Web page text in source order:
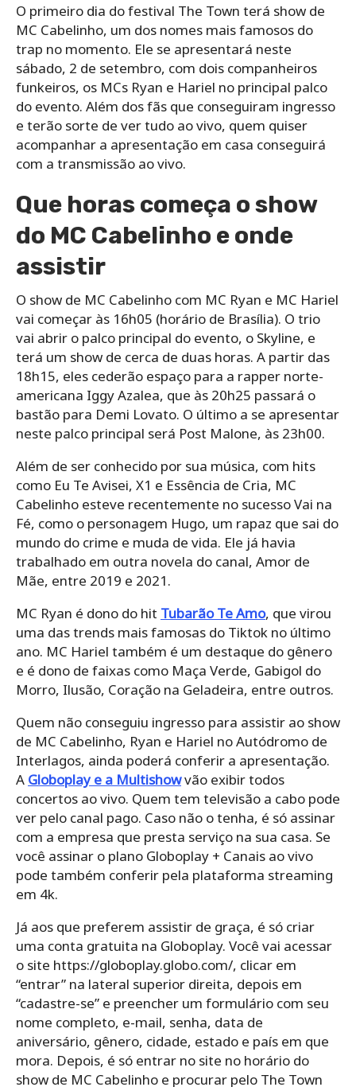
O primeiro dia do festival The Town terá show de
MC Cabelinho, um dos nomes mais famosos do
trap no momento. Ele se apresentará neste
sábado, 2 de setembro, com dois companheiros
funkeiros, os MCs Ryan e Hariel no principal palco
do evento. Além dos fãs que conseguiram ingresso
e terão sorte de ver tudo ao vivo, quem quiser
acompanhar a apresentação em casa conseguirá
com a transmissão ao vivo.
Que horas começa o show
do MC Cabelinho e onde
assistir
O show de MC Cabelinho com MC Ryan e MC Hariel
vai começar às 16h05 (horário de Brasília). O trio
vai abrir o palco principal do evento, o Skyline, e
terá um show de cerca de duas horas. A partir das
18h15, eles cederão espaço para a rapper norte-
americana Iggy Azalea, que às 20h25 passará o
bastão para Demi Lovato. O último a se apresentar
neste palco principal será Post Malone, às 23h00.
Além de ser conhecido por sua música, com hits
como Eu Te Avisei, X1 e Essência de Cria, MC
Cabelinho esteve recentemente no sucesso Vai na
Fé, como o personagem Hugo, um rapaz que sai do
mundo do crime e muda de vida. Ele já havia
trabalhado em outra novela do canal, Amor de
Mãe, entre 2019 e 2021.
MC Ryan é dono do hit Tubarão Te Amo, que virou
uma das trends mais famosas do Tiktok no último
ano. MC Hariel também é um destaque do gênero
e é dono de faixas como Maça Verde, Gabigol do
Morro, Ilusão, Coração na Geladeira, entre outros.
Quem não conseguiu ingresso para assistir ao show
de MC Cabelinho, Ryan e Hariel no Autódromo de
Interlagos, ainda poderá conferir a apresentação.
A Globoplay e a Multishowvão exibir todos
concertos ao vivo. Quem tem televisão a cabo pode
ver pelo canal pago. Caso não o tenha, é só assinar
com a empresa que presta serviço na sua casa. Se
você assinar o plano Globoplay + Canais ao vivo
pode também conferir pela plataforma streaming
em 4k.
Já aos que preferem assistir de graça, é só criar
uma conta gratuita na Globoplay. Você vai acessar
o site https://globoplay.globo.com/, clicar em
“entrar” na lateral superior direita, depois em
“cadastre-se” e preencher um formulário com seu
nome completo, e-mail, senha, data de
aniversário, gênero, cidade, estado e país em que
mora. Depois, é só entrar no site no horário do
show de MC Cabelinho e procurar pelo The Town